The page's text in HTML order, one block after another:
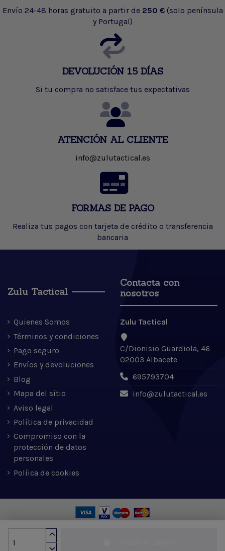
Envío 24-48 horas gratuito a partir de 250 € (solo península
y Portugal)
DEVOLUCIÓN 15 DÍAS
Si tu compra no satisface tus expectativas
ATENCIÓN AL CLIENTE
info@zulutactical.es
FORMAS DE PAGO
Realiza tus pagos con tarjeta de crédito o transferencia
bancaria
Zulu Tactical
Quienes Somos
Términos y condiciones
Pago seguro
Envíos y devoluciones
Blog
Mapa del sitio
Aviso legal
Política de privacidad
Compromiso con la
protección de datos
personales
Políica de cookies
Contacta con
nosotros
Zulu Tactical
C/Dionisio Guardiola, 46
02003 Albacete
695793704
info@zulutactical.es
Zulu Tactical S.L. © 2022 | Desarrollado por Expertic